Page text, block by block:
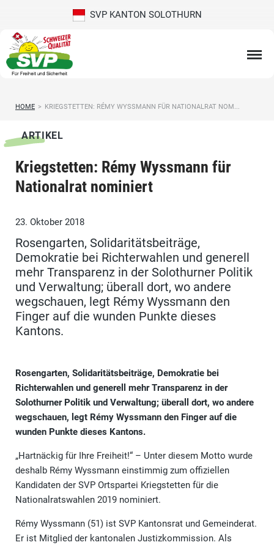
SVP KANTON SOLOTHURN
HOME > KRIEGSTETTEN: RÉMY WYSSMANN FÜR NATIONALRAT NOM...
ARTIKEL
Kriegstetten: Rémy Wyssmann für
Nationalrat nominiert
23. Oktober 2018
Rosengarten, Solidaritätsbeiträge,
Demokratie bei Richterwahlen und generell
mehr Transparenz in der Solothurner Politik
und Verwaltung; überall dort, wo andere
wegschauen, legt Rémy Wyssmann den
Finger auf die wunden Punkte dieses
Kantons.
Rosengarten, Solidaritätsbeiträge, Demokratie bei
Richterwahlen und generell mehr Transparenz in der
Solothurner Politik und Verwaltung; überall dort, wo andere
wegschauen, legt Rémy Wyssmann den Finger auf die
wunden Punkte dieses Kantons.
„Hartnäckig für Ihre Freiheit!“ – Unter diesem Motto wurde
deshalb Rémy Wyssmann einstimmig zum offiziellen
Kandidaten der SVP Ortspartei Kriegstetten für die
Nationalratswahlen 2019 nominiert.
Rémy Wyssmann (51) ist SVP Kantonsrat und Gemeinderat.
Er ist Mitglied der kantonalen Justizkommission. Als